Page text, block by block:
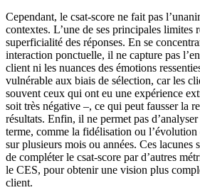
Cependant, le csat-score ne fait pas
contextes. L’une de ses principales limites
superficialité des réponses. En se
interaction ponctuelle, il ne capture pas
client ni les nuances des émotions
vulnérable aux biais de sélection, car les
souvent ceux qui ont eu une expérience
soit très négative –, ce qui peut fausser la
résultats. Enfin, il ne permet pas
terme, comme la fidélisation ou l’évolution
sur plusieurs mois ou années. Ces lacunes
de compléter le csat-score par d’autres
le CES, pour obtenir une vision plus
client.